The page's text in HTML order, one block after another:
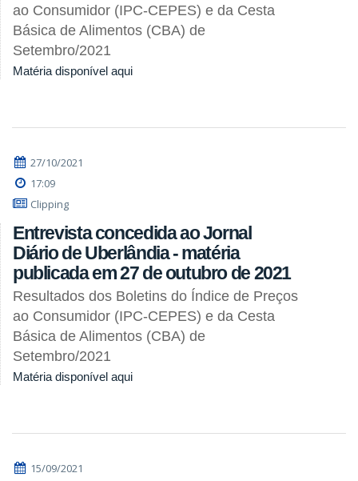
ao Consumidor (IPC-CEPES) e da Cesta
Básica de Alimentos (CBA) de
Setembro/2021
Matéria disponível aqui
27/10/2021
17:09
Clipping
Entrevista concedida ao Jornal
Diário de Uberlândia - matéria
publicada em 27 de outubro de 2021
Resultados dos Boletins do Índice de Preços
ao Consumidor (IPC-CEPES) e da Cesta
Básica de Alimentos (CBA) de
Setembro/2021
Matéria disponível aqui
15/09/2021